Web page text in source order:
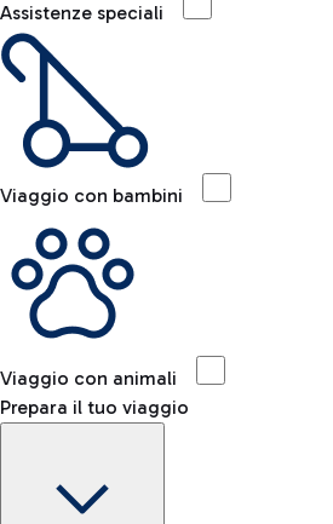
Assistenze speciali
Viaggio con bambini
Viaggio con animali
Prepara il tuo viaggio